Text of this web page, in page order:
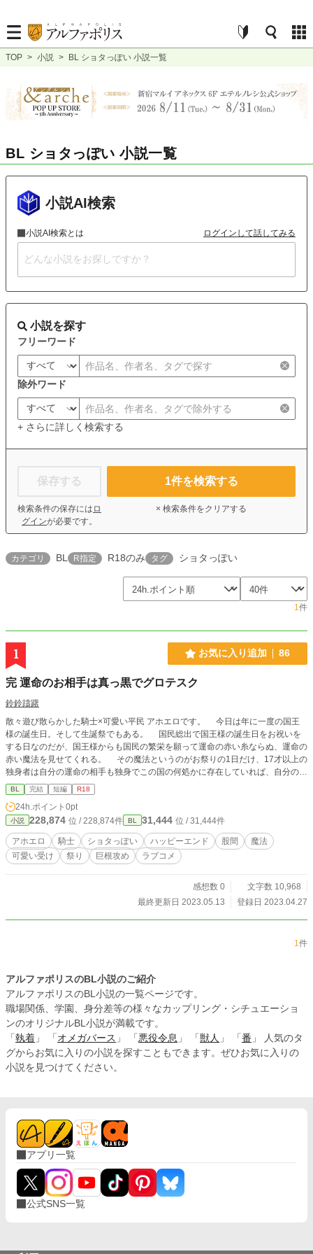
TOP > 小説 > BL ショタっぽい 小説一覧
BL ショタっぽい 小説一覧
小説AI検索
小説AI検索とは ログインして話してみる
小説を探す
フリーワード
除外ワード
+ さらに詳しく検索する
保存する
検索条件の保存には ロ
グインが必要です。
1件を検索する
× 検索条件をクリアする
カテゴリ BL R指定 R18のみ タグ ショタっぽい
1件
1 お気に入り追加 86
完 運命のお相手は真っ黒でグロテスク
鈴鈴躊躇
散々遊び散らかした騎士×可愛い平民 アホエロです。 今日は年に一度の国王
様の誕生日。そして生誕祭でもある。 国民総出で国王様の誕生日をお祝いを
する日なのだが、国王様からも国民の繁栄を願って運命の赤い糸ならぬ、運命の
赤い魔法を見せてくれる。 その魔法というのがお祭りの1日だけ、17才以上の
独身者は自分の運命の相手も独身でこの国の何処かに存在していれば、自分の股
間が運命の相手の股間と入れ替わる魔法だ。 今年17才になったばかりのコッチ
はその生誕祭を楽しみにしていたのに、当日の朝、自分の股間に現れたのは真っ
黒でグロテスクな巨根ちんちんだった！！ その持ち主を想像すると怖くなり、
自分の生えたグロテスクな股間を隠し、自分が運命の相手に発見されない様に用
心していたのに、コッチ自身の股間だと思われるちんちんを晒けだして堂々と歩
いている人を発見してしまう！！ 今回喘ぎ声メーカーで主人公の名前を入力し
て出来た言葉を使用しました。 誤字脱字報告有難う御座います。他サイトでも
BL 完結 短編 R18
24h.ポイント 0pt
小説 228,874 位 / 228,874件 BL 31,444 位 / 31,444件
アホエロ 騎士 ショタっぽい ハッピーエンド 股間
魔法
可愛い受け
祭り 巨根攻め ラブコメ
感想数 0
文字数 10,968
最終更新日 2023.05.13
登録日 2023.04.27
1件
アルファポリスのBL小説のご紹介
アルファポリスのBL小説の一覧ページです。
職場関係、学園、身分差等の様々なカップリング・シチュエーショ
ンのオリジナルBL小説が満載です。
「 執着 」 「 オメガバース 」 「 悪役令息 」 「 獣人 」 「 番 」 人気のタ
グからお気に入りの小説を探すこともできます。ぜひお気に入りの
小説を見つけてください。
アプリ一覧
公式SNS一覧